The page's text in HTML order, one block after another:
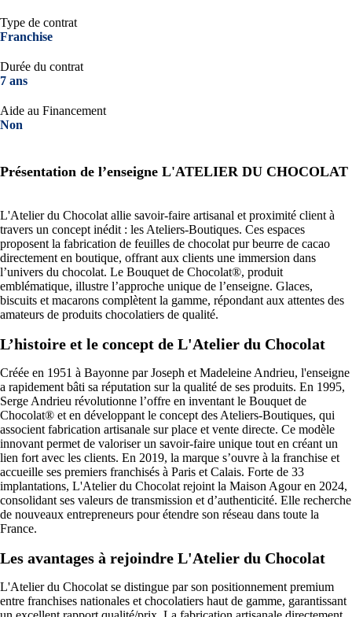
Type de contrat
Franchise
Durée du contrat
7 ans
Aide au Financement
Non
Présentation de l’enseigne L'ATELIER DU CHOCOLAT
L'Atelier du Chocolat allie savoir-faire artisanal et proximité client à
travers un concept inédit : les Ateliers-Boutiques. Ces espaces
proposent la fabrication de feuilles de chocolat pur beurre de cacao
directement en boutique, offrant aux clients une immersion dans
l’univers du chocolat. Le Bouquet de Chocolat®, produit
emblématique, illustre l’approche unique de l’enseigne. Glaces,
biscuits et macarons complètent la gamme, répondant aux attentes des
amateurs de produits chocolatiers de qualité.
L’histoire et le concept de L'Atelier du Chocolat
Créée en 1951 à Bayonne par Joseph et Madeleine Andrieu, l'enseigne
a rapidement bâti sa réputation sur la qualité de ses produits. En 1995,
Serge Andrieu révolutionne l’offre en inventant le Bouquet de
Chocolat® et en développant le concept des Ateliers-Boutiques, qui
associent fabrication artisanale sur place et vente directe. Ce modèle
innovant permet de valoriser un savoir-faire unique tout en créant un
lien fort avec les clients. En 2019, la marque s’ouvre à la franchise et
accueille ses premiers franchisés à Paris et Calais. Forte de 33
implantations, L'Atelier du Chocolat rejoint la Maison Agour en 2024,
consolidant ses valeurs de transmission et d’authenticité. Elle recherche
de nouveaux entrepreneurs pour étendre son réseau dans toute la
France.
Les avantages à rejoindre L'Atelier du Chocolat
L'Atelier du Chocolat se distingue par son positionnement premium
entre franchises nationales et chocolatiers haut de gamme, garantissant